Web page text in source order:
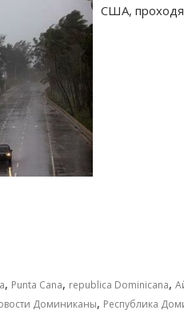
США,
, Punta Cana, republica Dominicana,
Доминиканы, Республика